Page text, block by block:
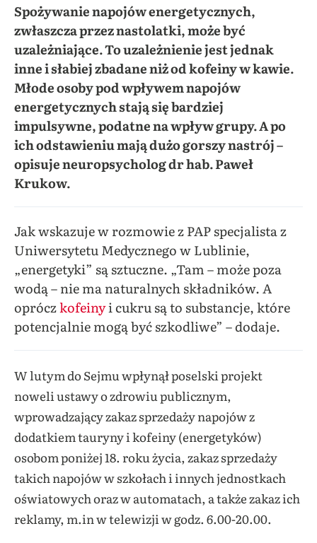
Spożywanie napojów energetycznych,
zwłaszcza przez nastolatki, może być
uzależniające. To uzależnienie jest jednak
inne i słabiej zbadane niż od kofeiny w kawie.
Młode osoby pod wpływem napojów
energetycznych stają się bardziej
impulsywne, podatne na wpływ grupy. A po
ich odstawieniu mają dużo gorszy nastrój –
opisuje neuropsycholog dr hab. Paweł
Krukow.
Jak wskazuje w rozmowie z PAP specjalista z
Uniwersytetu Medycznego w Lublinie,
„energetyki” są sztuczne. „Tam – może poza
wodą – nie ma naturalnych składników. A
opróczkofeinyi cukru są to substancje, które
potencjalnie mogą być szkodliwe” – dodaje.
W lutym do Sejmu wpłynął poselski projekt
noweli ustawy o zdrowiu publicznym,
wprowadzający zakaz sprzedaży napojów z
dodatkiem tauryny i kofeiny (energetyków)
osobom poniżej 18. roku życia, zakaz sprzedaży
takich napojów w szkołach i innych jednostkach
oświatowych oraz w automatach, a także zakaz ich
reklamy, m.in w telewizji w godz. 6.00-20.00.